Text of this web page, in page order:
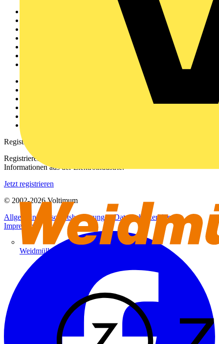
Weidmüller
Registrierung
Registrieren Sie sich kostenlos und erhalten Sie stets aktuelle
Informationen aus der Elektroindustrie.
Jetzt registrieren
© 2002-2026Voltimum
Allgemeine GeschäftsbedingungenDatenschutzerklärung
Impressum